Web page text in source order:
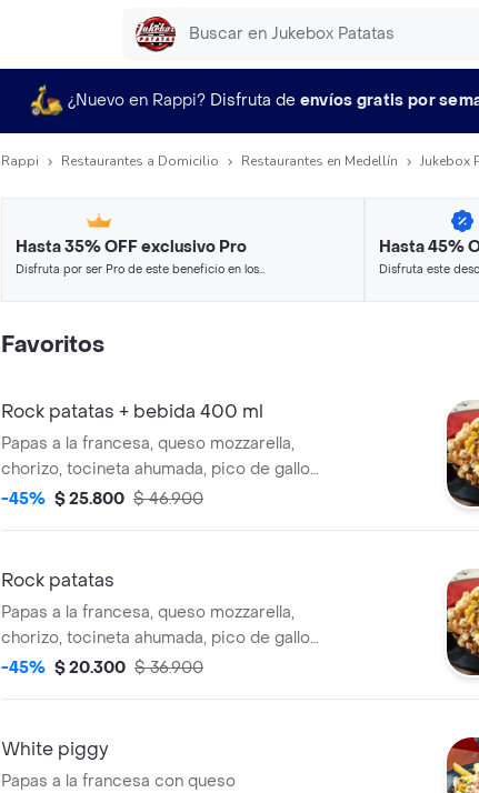
¿Nuevo en Rappi? Disfruta de envíos gratis por
Rappi Restaurantes a Domicilio Restaurantes en Medellín Jukebox
Hasta 35% OFF exclusivo Pro
Disfruta por ser Pro de este beneficio en los
Hasta 45%
Disfruta este
Favoritos
Rock patatas + bebida 400 ml
Papas a la francesa, queso mozzarella,
chorizo, tocineta ahumada, pico de gallo
fresco, maicitos tiernos, huevo codorniz,
-45% $ 25.800 $ 46.900
Rock patatas
Papas a la francesa, queso mozzarella,
chorizo, tocineta ahumada, pico de gallo
fresco, maicitos tiernos, huevo codorniz,
-45% $ 20.300 $ 36.900
White piggy
Papas a la francesa con queso